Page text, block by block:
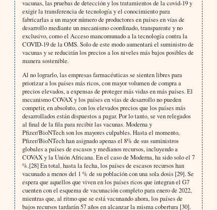
vacunas, las pruebas de detección y los tratamientos de la covid-19 y
exigir la transferencia de tecnología y el conocimiento para
fabricarlas a un mayor número de productores en países en vías de
desarrollo mediante un mecanismo coordinado, transparente y no
exclusivo, como el Acceso mancomunado a la tecnología contra la
COVID-19 de la OMS. Solo de este modo aumentará el suministro de
vacunas y se reducirán los precios a los niveles más bajos posibles de
manera sostenible.
Al no lograrlo, las empresas farmacéuticas se sienten libres para
priorizar a los países más ricos, con mayor volumen de compra a
precios elevados, a expensas de proteger más vidas en más países. El
mecanismo COVAX y los países en vías de desarrollo no pueden
competir, en absoluto, con los elevados precios que los países más
desarrollados están dispuestos a pagar. Por lo tanto, se ven relegados
al final de la fila para recibir las vacunas. Moderna y
Pfizer/BioNTech son los mayores culpables. Hasta el momento,
Pfizer/BioNTech han asignado apenas el 8% de sus suministros
globales a países de escasos y medianos recursos, incluyendo a
COVAX y la Unión Africana. En el caso de Moderna, ha sido solo el 7
%.[28] En total, hasta la fecha, los países de escasos recursos han
vacunado a menos del 1 % de su población con una sola dosis [29]. Se
espera que aquellos que viven en los países ricos que integran el G7
cuenten con el esquema de vacunación completo para enero de 2022,
mientras que, al ritmo que se está vacunando ahora, los países de
bajos recursos tardarán 57 años en alcanzar la misma cobertura [30].